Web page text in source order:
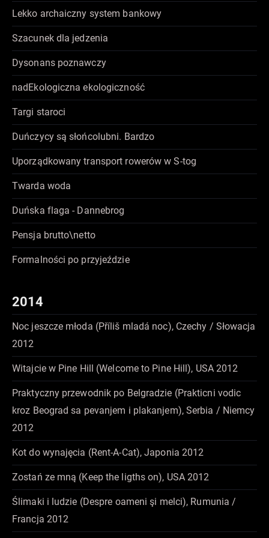
Lekko archaiczny system bankowy
Szacunek dla jedzenia
Dysonans poznawczy
nadEkologiczna ekologiczność
Targi staroci
Duńczycy są słońcolubni. Bardzo
Uporządkowany transport rowerów w S-tog
Twarda woda
Duńska flaga - Dannebrog
Pensja brutto\netto
Formalności po przyjeździe
2014
Noc jeszcze młoda (Příliš mladá noc), Czechy / Słowacja
2012
Witajcie w Pine Hill (Welcome to Pine Hill), USA 2012
Praktyczny przewodnik po Belgradzie (Prakticni vodic
kroz Beograd sa pevanjem i plakanjem), Serbia / Niemcy
2012
Kot do wynajęcia (Rent-A-Cat), Japonia 2012
Zostań ze mną (Keep the ligths on), USA 2012
Ślimaki i ludzie (Despre oameni şi melci), Rumunia /
Francja 2012